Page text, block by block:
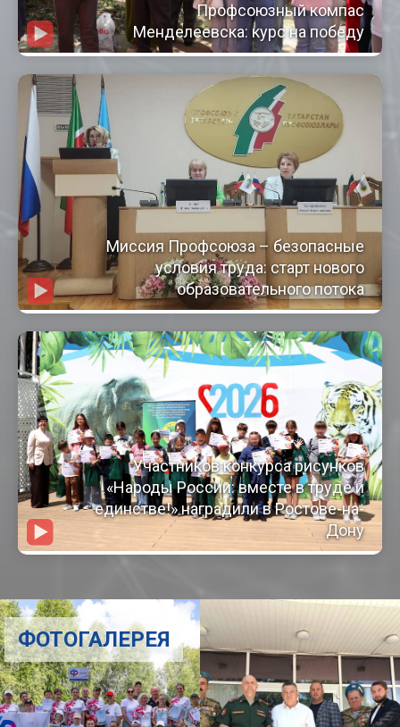
Профсоюзный компас
Менделеевска: курс на победу
Миссия Профсоюза – безопасные
условия труда: старт нового
образовательного потока
Участников конкурса рисунков
«Народы России: вместе в труде и
единстве!» наградили в Ростове-на-
Дону
ФОТОГАЛЕРЕЯ